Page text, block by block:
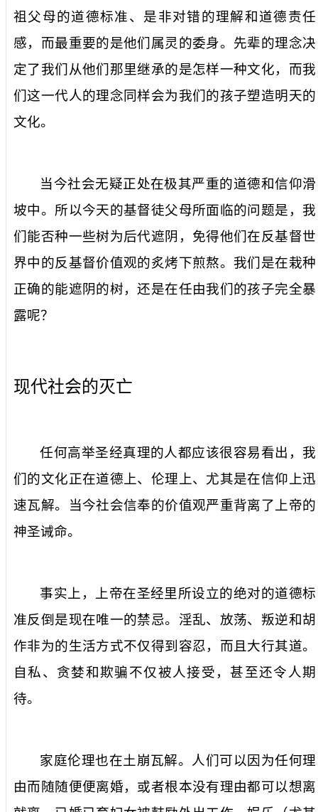
祖父母的道德标准、是非对错的理解和道德责任
感，而最重要的是他们属灵的委身。先辈的理念决
定了我们从他们那里继承的是怎样一种文化，而我
们这一代人的理念同样会为我们的孩子塑造明天的
文化。
当今社会无疑正处在极其严重的道德和信仰滑
坡中。所以今天的基督徒父母所面临的问题是，我
们能否种一些树为后代遮阴，免得他们在反基督世
界中的反基督价值观的炙烤下煎熬。我们是在栽种
正确的能遮阴的树，还是在任由我们的孩子完全暴
露呢？
现代社会的灭亡
任何高举圣经真理的人都应该很容易看出，我
们的文化正在道德上、伦理上、尤其是在信仰上迅
速瓦解。当今社会信奉的价值观严重背离了上帝的
神圣诫命。
事实上，上帝在圣经里所设立的绝对的道德标
准反倒是现在唯一的禁忌。淫乱、放荡、叛逆和胡
作非为的生活方式不仅得到容忍，而且大行其道。
自私、贪婪和欺骗不仅被人接受，甚至还令人期
待。
家庭伦理也在土崩瓦解。人们可以因为任何理
由而随随便便离婚，或者根本没有理由都可以想离